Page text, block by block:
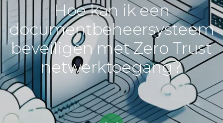
Hoe kan ik een
documentbeheersysteem
beveiligen met Zero Trust
netwerktoegang?